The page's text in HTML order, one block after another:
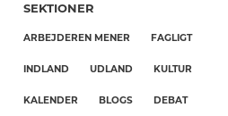
SEKTIONER
ARBEJDEREN MENER FAGLIGT
INDLAND UDLAND KULTUR
KALENDER BLOGS DEBAT